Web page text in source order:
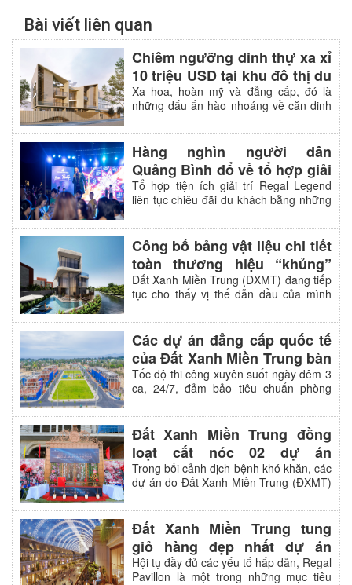
Bài viết liên quan
Chiêm ngưỡng dinh thự xa xỉ
10 triệu USD tại khu đô thị du
lịch quốc tế Regal Legend,
Quảng Bình
Xa hoa, hoàn mỹ và đẳng cấp, đó là
những dấu ấn hào nhoáng về căn dinh
du lịch quốc tế Regal Legend của Đất
Xanh Miền Trung.
Hàng nghìn người dân
Quảng Bình đổ về tổ hợp giải
trí Regal Legend mỗi cuối
tuần
Tổ hợp tiện ích giải trí Regal Legend
liên tục chiêu đãi du khách bằng những
động, mang đến diện mạo mới căng
tràn sức sống cho bán đảo Bảo Ninh,
Quảng Bình
Công bố bảng vật liệu chi tiết
toàn thương hiệu “khủng”
biệt thự sắp ra mắt của Regal
Homes
Đất Xanh Miền Trung (ĐXMT) đang tiếp
tục cho thấy vị thế dẫn đầu của mình
sang quốc tế khi mạnh mẽ thâm nhập
vào thị trường này với bộ sưu tập biệt
thự Regal Victoria thuộc thương hiệu
Regal Homes. Lần đầu tiên tại Việt Nam
xuất hiện siêu biệt thự hội tụ hàng loạt
các thương hiệu ngoại thất lừng danh
Các dự án đẳng cấp quốc tế
của Đất Xanh Miền Trung bàn
giao trong tháng 7/2021
Tốc độ thi công xuyên suốt ngày đêm 3
ca, 24/7, đảm bảo tiêu chuẩn phòng
bởi Đất Xanh Miền Trung đạt tiến độ
thần kỳ tạo ra những sản phẩm tốt nhất
theo đẳng cấp quốc tế. Đầu tư bài bản,
chất lượng cao cấp, Đất Xanh Miền
Trung tiên phong trong việc tạo nên
những công trình “kiệt tác nghệ thuật”
Đất Xanh Miền Trung đồng
loạt cất nóc 02 dự án
shophouse quốc tế tại TP
Tuy Hòa - Phú Yên và Nam Đà
Nẵng
Trong bối cảnh dịch bệnh khó khăn, các
dự án do Đất Xanh Miền Trung (ĐXMT)
Maison Phu Yen tại trung tâm TP Tuy
Hòa - Phú Yên, Castia Palm tại ven biển
Nam Đà Nẵng vẫn cất nóc vượt tiến độ
dự án.
Đất Xanh Miền Trung tung
giỏ hàng đẹp nhất dự án
Regal Pavillon
Hội tụ đầy đủ các yếu tố hấp dẫn, Regal
Pavillon là một trong những mục tiêu